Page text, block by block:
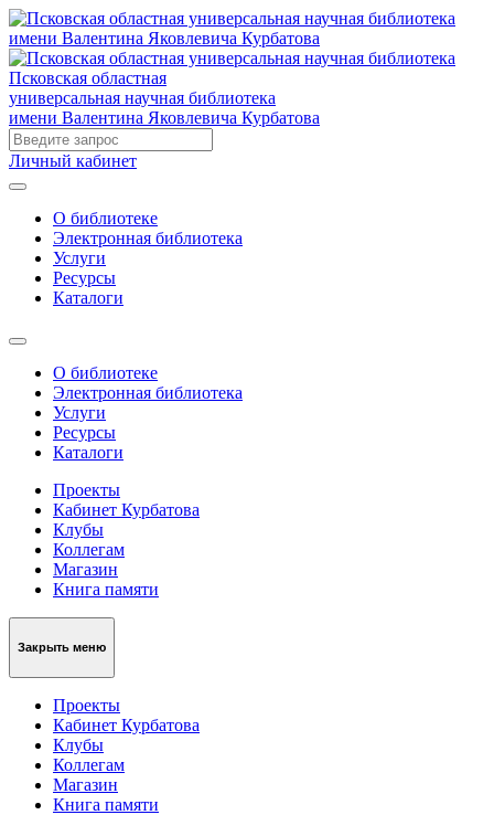
Псковская областная
универсальная научная библиотека
имени Валентина Яковлевича Курбатова
Личный кабинет
О библиотеке
Электронная библиотека
Услуги
Ресурсы
Каталоги
О библиотеке
Электронная библиотека
Услуги
Ресурсы
Каталоги
Проекты
Кабинет Курбатова
Клубы
Коллегам
Магазин
Книга памяти
Закрыть меню
Проекты
Кабинет Курбатова
Клубы
Коллегам
Магазин
Книга памяти